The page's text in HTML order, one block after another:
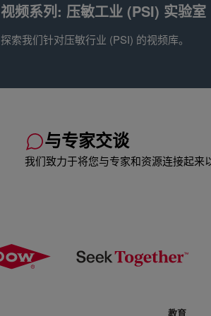
视频系列: 压敏工业 (PSI) 实验室
探索我们针对压敏行业 (PSI) 的视频库。
与专家交谈
我们致力于将您与专家和资源连接起来
教育